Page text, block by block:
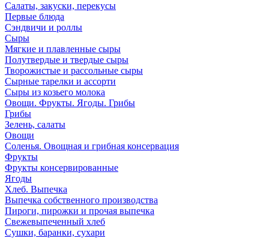
Салаты, закуски, перекусы
Первые блюда
Сэндвичи и роллы
Сыры
Мягкие и плавленные сыры
Полутвердые и твердые сыры
Творожистые и рассольные сыры
Сырные тарелки и ассорти
Сыры из козьего молока
Овощи. Фрукты. Ягоды. Грибы
Грибы
Зелень, салаты
Овощи
Соленья. Овощная и грибная консервация
Фрукты
Фрукты консервированные
Ягоды
Хлеб. Выпечка
Выпечка собственного производства
Пироги, пирожки и прочая выпечка
Свежевыпеченный хлеб
Сушки, баранки, сухари